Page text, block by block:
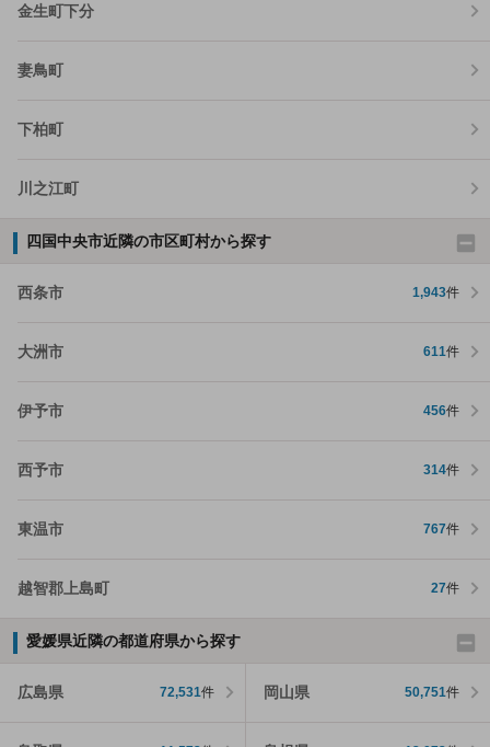
金生町下分
妻鳥町
下柏町
川之江町
四国中央市近隣の市区町村から探す
西条市 1,943件
大洲市 611件
伊予市 456件
西予市 314件
東温市 767件
越智郡上島町 27件
愛媛県近隣の都道府県から探す
広島県 72,531件 岡山県 50,751件